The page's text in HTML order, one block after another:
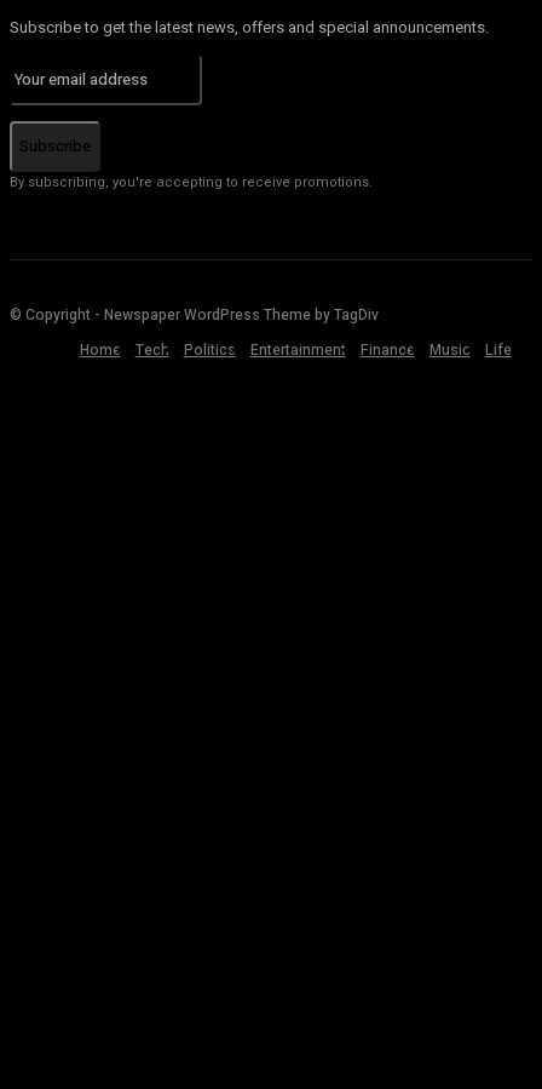
Subscribe to get the latest news, offers and special announcements.
Subscribe
By subscribing, you're accepting to receive promotions.
© Copyright - Newspaper WordPress Theme by TagDiv
Home
Tech Politics Entertainment Finance Music Life